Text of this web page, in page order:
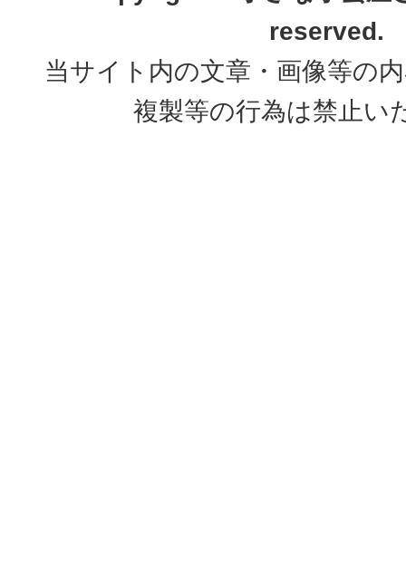
reserved.
当サイト内の文章・画像等の
複製等の行為は禁止い